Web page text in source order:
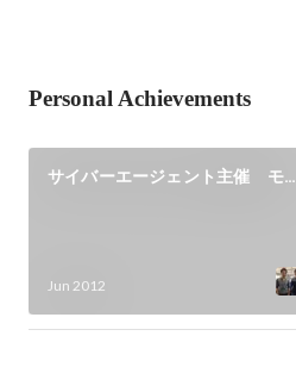
Personal Achievements
サイバーエージェント主催 モッ
Jun 2012